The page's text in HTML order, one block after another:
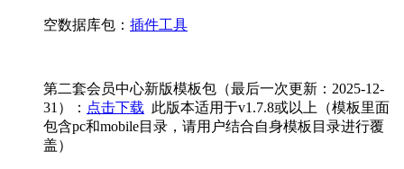
空数据库包： 插件工具
第二套会员中心新版模板包（最后一次更新：2025-12-
31）： 点击下载 此版本适用于v1.7.8或以上（模板里面
包含pc和mobile目录，请用户结合自身模板目录进行覆
盖）